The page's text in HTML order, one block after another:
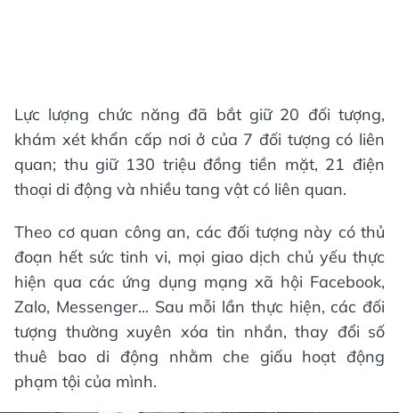
Lực lượng chức năng đã bắt giữ 20 đối tượng,
khám xét khẩn cấp nơi ở của 7 đối tượng có liên
quan; thu giữ 130 triệu đồng tiền mặt, 21 điện
thoại di động và nhiều tang vật có liên quan.
Theo cơ quan công an, các đối tượng này có thủ
đoạn hết sức tinh vi, mọi giao dịch chủ yếu thực
hiện qua các ứng dụng mạng xã hội Facebook,
Zalo, Messenger... Sau mỗi lần thực hiện, các đối
tượng thường xuyên xóa tin nhắn, thay đổi số
thuê bao di động nhằm che giấu hoạt động
phạm tội của mình.